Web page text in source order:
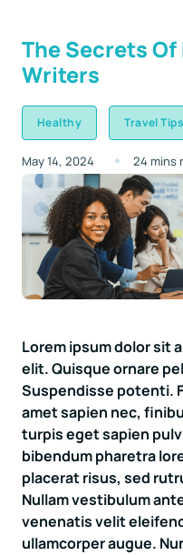
The Secrets Of
Writers
Healthy Travel Tips
May 14, 2024 24 mins
Et commodi omnis
dolorem. Est quia est
Lorem ipsum dolor sit
elit. Quisque ornare
Suspendisse potenti.
amet sapien nec,
turpis eget sapien
bibendum pharetra
placerat risus, sed
Nullam vestibulum
venenatis velit
ullamcorper augue.